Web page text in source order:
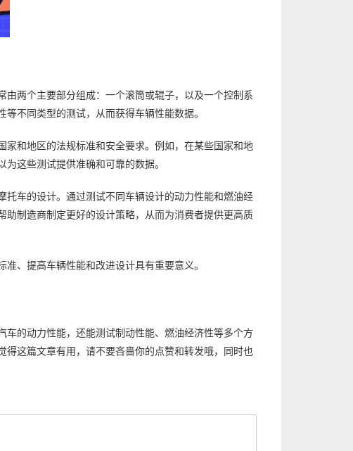
两个主要部分组成：一个滚筒或辊子，以及一个控制系
不同类型的测试，从而获得车辆性能数据。
和地区的法规标准和安全要求。例如，在某些国家和地
这些测试提供准确和可靠的数据。
托车的设计。通过测试不同车辆设计的动力性能和燃油经
制造商制定更好的设计策略，从而为消费者提供更高质
、提高车辆性能和改进设计具有重要意义。
的动力性能，还能测试制动性能、燃油经济性等多个方
这篇文章有用，请不要吝啬你的点赞和转发哦，同时也